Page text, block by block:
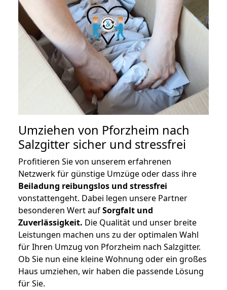
Umziehen von Pforzheim nach
Salzgitter sicher und stressfrei
Profitieren Sie von unserem erfahrenen
Netzwerk für günstige Umzüge oder dass ihre
Beiladung reibungslos und stressfrei
vonstattengeht. Dabei legen unsere Partner
besonderen Wert aufSorgfalt und
Zuverlässigkeit. Die Qualität und unser breite
Leistungen machen uns zu der optimalen Wahl
für Ihren Umzug von Pforzheim nach Salzgitter.
Ob Sie nun eine kleine Wohnung oder ein großes
Haus umziehen, wir haben die passende Lösung
für Sie.